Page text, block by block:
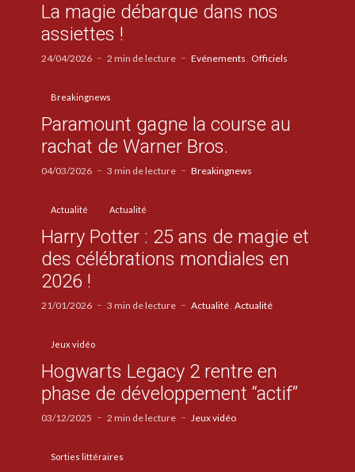
La magie débarque dans nos
assiettes !
24/04/2026 2 min de lecture Evénements Officiels
Breakingnews
Paramount gagne la course au
rachat de Warner Bros.
04/03/2026 3 min de lecture Breakingnews
Actualité Actualité
Harry Potter : 25 ans de magie et
des célébrations mondiales en
2026 !
21/01/2026 3 min de lecture Actualité Actualité
Jeux vidéo
Hogwarts Legacy 2 rentre en
phase de développement “actif”
03/12/2025 2 min de lecture Jeux vidéo
Sorties littéraires